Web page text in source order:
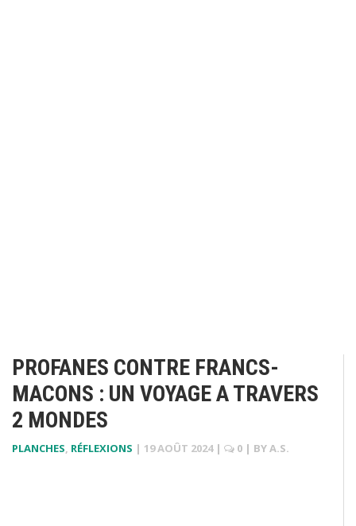
PROFANES CONTRE FRANCS-
MACONS : UN VOYAGE A TRAVERS
2 MONDES
PLANCHES, RÉFLEXIONS | 19 AOÛT 2024 | 0 | BYA.S.